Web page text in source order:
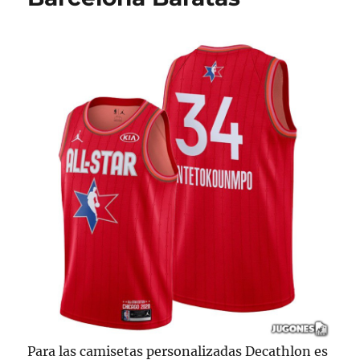
Para las camisetas personalizadas Decathlon es